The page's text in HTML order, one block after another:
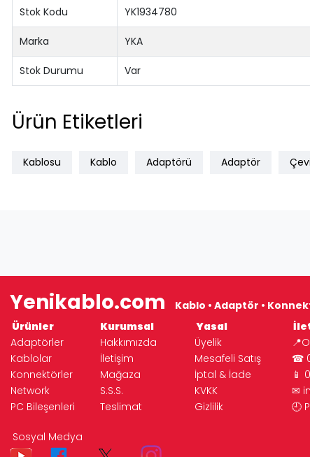
Stok Kodu YK1934780
Marka YKA
Stok Durumu Var
Ürün Etiketleri
Kablosu Kablo Adaptörü Adaptör
Yenikablo.com
Kablo • Adaptör •
Ürünler
Kurumsal Yasal
Adaptörler
Hakkımızda Üyelik
Kablolar
İletişim Mesafeli Satış
☎
Konnektörler
Mağaza İptal & İade
📱
Network
S.S.S. KVKK ✉
PC Bileşenleri
Teslimat Gizlilik
🕘
© 2026 Yeni Elektronik |
Sosyal Medya